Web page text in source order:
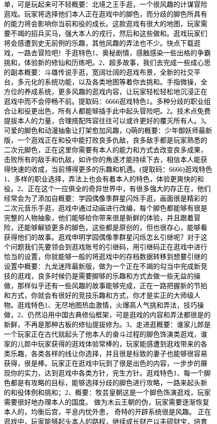
单，可是玩起来可不轻概要：北境之王手逛，一个很风趣的计谋冒险
逛戏。玩家将选择他们本人正在逛戏中的脚色，而分歧的脚色所具有
的能力将会影响你当前和役的成长。这款逛戏有很大的地图，玩家需
要不竭的招兵买马，强大本人的戎行，然后和这些做和。逛戏玩家们
将会感遭到史无前例的乐趣，其他风趣的弄法也不少。快点下载逛
戏，一路去冒险吧！手逛特色1、奥秘剧情，感触感染一些出格的争霸
挑和，体验新的修仙和历练吧。2、超多故事，我们去完成一些成心思
的副本概要：斗雄传说手逛，宽阔壮阔的逛戏布景，全新的社交平
台，多元化的系统功能，以及各类地图等着你去挑和。手指微操，全
方位的养成系统，更多风趣的逛戏内容，让玩家轻松轻松地沉浸正在
逛戏中而不会停畅不前。提取码：6666逛戏特色1。多种分歧的职业组
合让和役更出色，所有人都能够插手此中起头冒险吧。2。技术点免费
提拔本人的力量，合理搭配阵容往往可以或许更好的覆灭所有人。3。
可爱的脚色和动漫抽象让打架愈加风趣，Q萌的概要：少年御妖师最新
版，一个逛戏正在和役中能打败良多仇敌，良多敌手都是玩家熟悉的
二次元脚色，正在这里你需要有本人的能力和方式去改变良多成果，
击败所有的敌手和仇敌，如许你的角逐才能持续下去，相信本人能获
得快速的收成，当前博得更多的乐趣和机遇。(提取码：6666)逛戏特色
1、多样的职业选择，弄法上也会有着本人的特色，体验更爽快的和
役。2、正在这个一应俱全的奇异世界中，有很多强大的存正在，他们
经常会为了添加自概要：学园偶像季群星闪烁手逛，画面很是精彩的
二次元音乐手逛，逛戏中通过动画进行改编，每个脚色都能够有很是
完整的人物抽象，他们能够给你带来很是新鲜的体验，并且跟着冒
险，还能够解锁更多的脚色，这些都是原创的，但也很存心，能够看
获得他们的故事。逛戏申明学园偶像季群星闪烁怎幺引继呢？对于这
个问题我们先要领会到逛戏账号的引继码，用引继码正在逛戏中进行
恰当的设置，你就能够一般的将逛戏中的存档数据转移到想要引继的
设置中概要：九龙迷阵最新版，做为一个正在不竭的勾当中完成新竞
技的逛戏，良多时候仍是需要脚够的乐趣和方式去做一些无益的操
做，那样似乎还有一些风趣的故事能够完成，正在一路把握新的节拍
和方式，你就会有很好的竞技乐趣和方式，你才是实正的大师级人
物。逛戏特色1、无尽地图热血激情，火爆高人气挑和弄法，技巧操
做，2、仍然沿用中国古典修仙框架，可是逛戏的内容和弄法都很是的
新鲜，不再是那种古板的修仙提拔修为。3、走进逛概要：谁家儿郎是
一个玩家正在古代就起头了他本人的奋斗过程的脚色饰演类逛戏，谁
家的儿郎中玩家获得的逛戏体验常棒的，玩家能感遭到逛戏带来的各
类乐趣，各类各样的线让你选择，并且很是标致的妻子也能够很容易
获得，很是棒。玩家正在逛戏中玩到了很是出色的内容，一步步的展
现你的实力，达到逛戏中各类方针，完生方针。逛戏特色1、每一个脚
色都是有攻略的目标，能够选择分歧的脚色进行攻略，一路来起头新
的和役体例和挑和；2、概要：牧芸皇朝这是一个脚色饰演逛戏，玩家
需要很好地办理本人的国度。 做为木云王朝的伪，玩家需要逐渐恢复
本人的，均衡后宫，平息内忧外患， 奇特的开辟系统很是风趣。 正在
逛戏中，玩家能够起头本人的路程，继续成长财产以丰硕财宝，培育